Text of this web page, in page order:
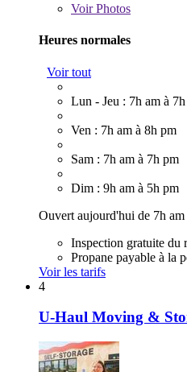
VoirPhotos
Heures normales
Voir tout
Lun - Jeu : 7h am à
Ven : 7h am à 8h pm
Sam : 7h am à 7h pm
Dim : 9h am à 5h pm
Ouvert aujourd'hui de 7h
Inspection gratuite du
Propane payable à la
Voir les tarifs
4
U-Haul Moving &